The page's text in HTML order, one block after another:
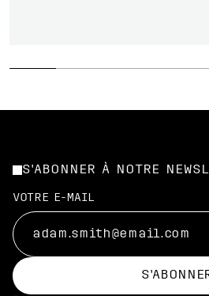
S'ABONNER À NOTRE
VOTRE E-MAIL